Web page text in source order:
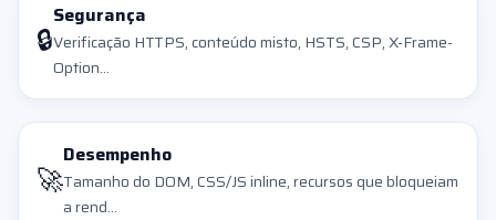
🔒
Segurança
Verificação HTTPS, conteúdo misto, HSTS, CSP, X-Frame-
Option...
🚀
Desempenho
Tamanho do DOM, CSS/JS inline, recursos que bloqueiam
a rend...